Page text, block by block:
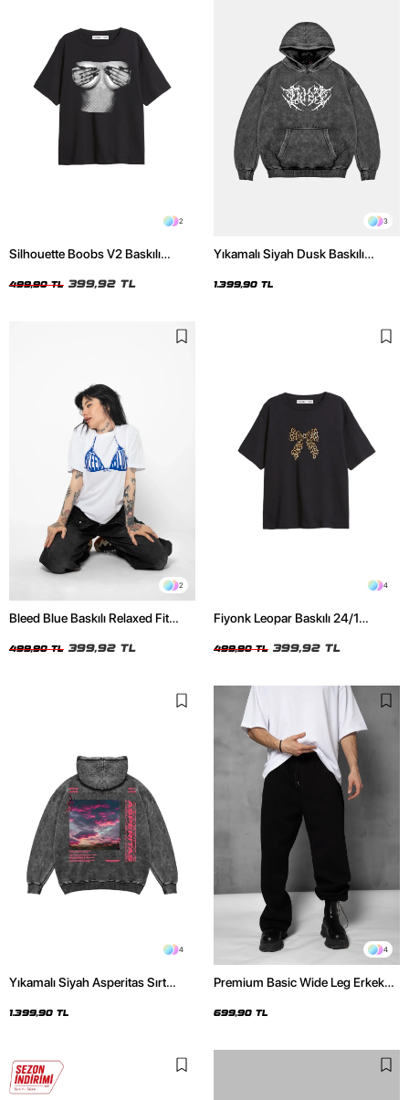
2
Silhouette Boobs V2 Baskılı
499,90 TL 399,92 TL
3
Yıkamalı Siyah Dusk Baskılı
1.399,90 TL
2
Bleed Blue Baskılı Relaxed Fit
499,90 TL 399,92 TL
4
Fiyonk Leopar Baskılı 24/1
Tshirt
499,90 TL 399,92 TL
4
Yıkamalı Siyah Asperitas Sırt
1.399,90 TL
4
Premium Basic Wide Leg Erkek
699,90 TL